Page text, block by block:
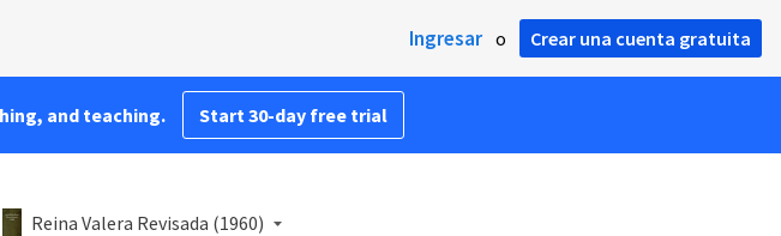
Ingresar o Crear una cuenta gratuita
and teaching. Start 30-day free trial
Reina Valera Revisada (1960)